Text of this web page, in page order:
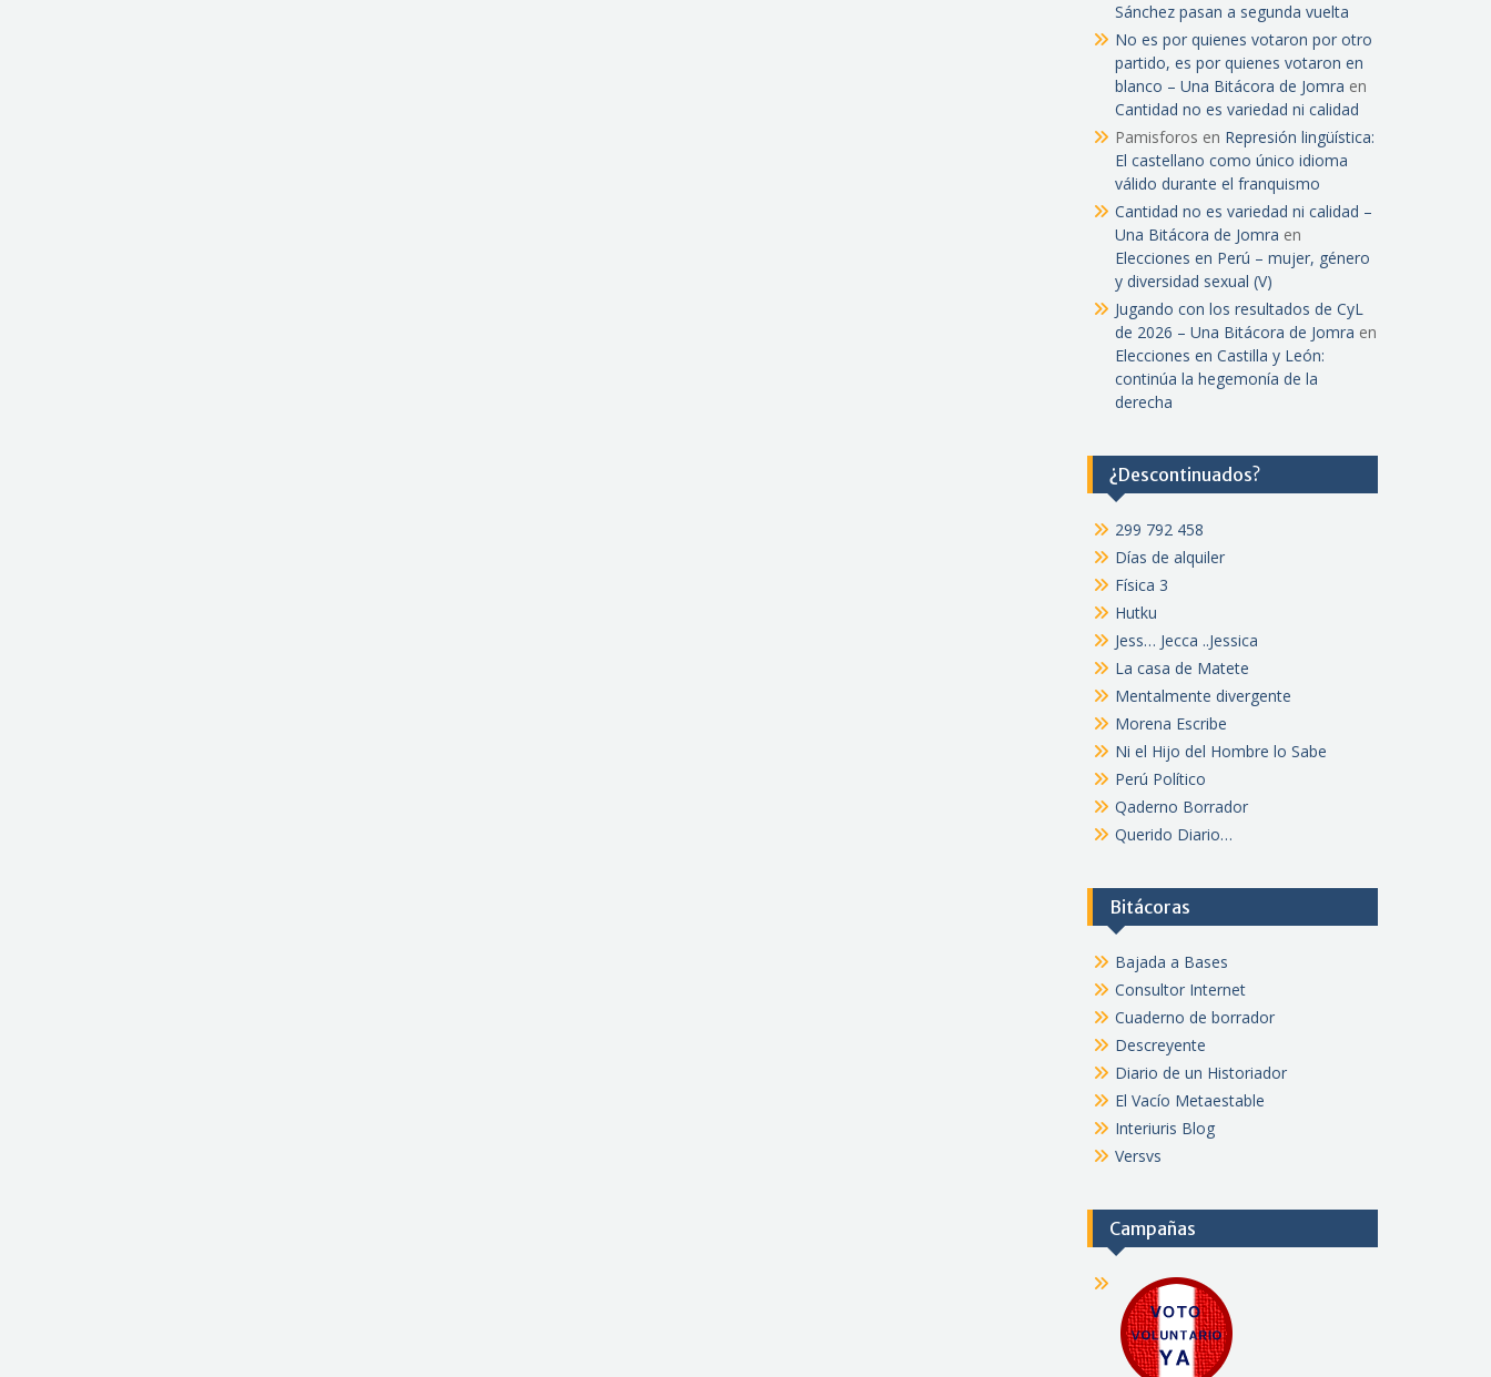
Sánchez pasan a segunda vuelta
No es por quienes votaron por otro
partido, es por quienes votaron en
blanco – Una Bitácora de Jomra en
Cantidad no es variedad ni calidad
Pamisforos en Represión lingüística:
El castellano como único idioma
válido durante el franquismo
Cantidad no es variedad ni calidad –
Una Bitácora de Jomra en
Elecciones en Perú – mujer, género
y diversidad sexual (V)
Jugando con los resultados de CyL
de 2026 – Una Bitácora de Jomra en
Elecciones en Castilla y León:
continúa la hegemonía de la
derecha
¿Descontinuados?
299 792 458
Días de alquiler
Física 3
Hutku
Jess… Jecca ..Jessica
La casa de Matete
Mentalmente divergente
Morena Escribe
Ni el Hijo del Hombre lo Sabe
Perú Político
Qaderno Borrador
Querido Diario…
Bitácoras
Bajada a Bases
Consultor Internet
Cuaderno de borrador
Descreyente
Diario de un Historiador
El Vacío Metaestable
Interiuris Blog
Versvs
Campañas